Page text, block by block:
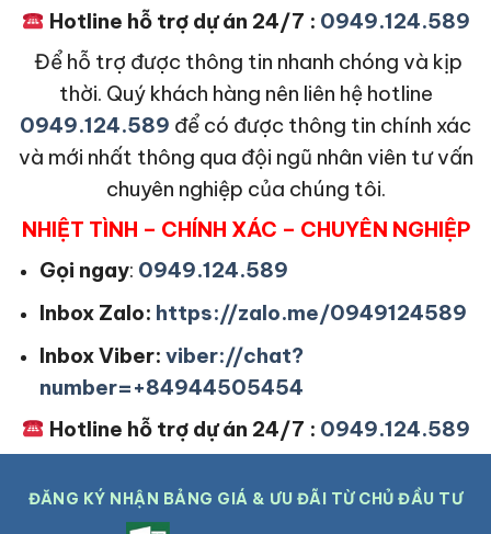
Hotline hỗ trợ dự án 24/7 : 0949.124.589
Để hỗ trợ được thông tin nhanh chóng và kịp
thời. Quý khách hàng nên liên hệ hotline
0949.124.589 để có được thông tin chính xác
và mới nhất thông qua đội ngũ nhân viên tư vấn
chuyên nghiệp của chúng tôi.
NHIỆT TÌNH – CHÍNH XÁC – CHUYÊN NGHIỆP
Gọi ngay: 0949.124.589
Inbox Zalo: https://zalo.me/0949124589
Inbox Viber: viber://chat?
number=+84944505454
Hotline hỗ trợ dự án 24/7 : 0949.124.589
ĐĂNG KÝ NHẬN BẢNG GIÁ & ƯU ĐÃI TỪ CHỦ ĐẦU TƯ